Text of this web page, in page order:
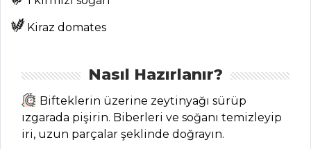
Yapılır?
Tarifleri
SALATALAR
Kiraz domates
Nasıl Hazırlanır?
Bifteklerin üzerine zeytinyağı sürüp
ızgarada pişirin. Biberleri ve soğanı temizleyip
iri, uzun parçalar şeklinde doğrayın.